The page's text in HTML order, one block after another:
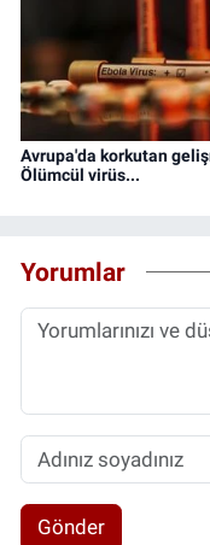
Avrupa'da korkutan
Ölümcül virüs...
Yorumlar
Gönder